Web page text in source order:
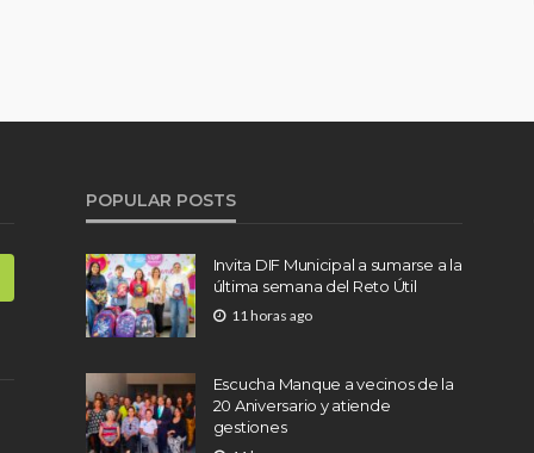
POPULAR POSTS
Invita DIF Municipal a sumarse a la
última semana del Reto Útil
11 horas ago
Escucha Manque a vecinos de la
20 Aniversario y atiende
gestiones